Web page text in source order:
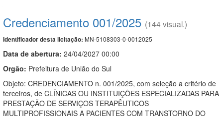
Credenciamento 001/2025 (144 visual.)
Identificador desta licitação: MN-5108303-0-0012025
Data de abertura: 24/04/2027 00:00
Orgão: Prefeitura de União do Sul
Objeto: CREDENCIAMENTO n. 001/2025, com seleção a critério de
terceiros, de CLÍNICAS OU INSTITUIÇÕES ESPECIALIZADAS PARA
PRESTAÇÃO DE SERVIÇOS TERAPÊUTICOS
MULTIPROFISSIONAIS A PACIENTES COM TRANSTORNO DO